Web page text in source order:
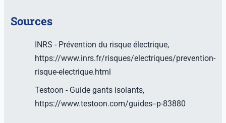
Sources
INRS - Prévention du risque électrique,
https://www.inrs.fr/risques/electriques/prevention-
risque-electrique.html
Testoon - Guide gants isolants,
https://www.testoon.com/guides--p-83880